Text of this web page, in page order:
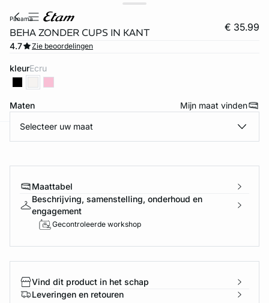
panama
BEHA ZONDER CUPS IN KANT € 35.99
4.7 Zie beoordelingen
kleur ecru
Maten Mijn maat vinden
Selecteer uw maat
Maattabel
Beschrijving, samenstelling, onderhoud en
engagement
Gecontroleerde workshop
Vind dit product in het schap
Leveringen en retouren